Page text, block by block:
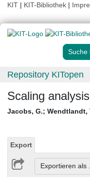
KIT | KIT-Bibliothek |
Suche
Repository KITopen
Scaling
Jacobs, G.; Wendtlandt,
Export
Exportieren